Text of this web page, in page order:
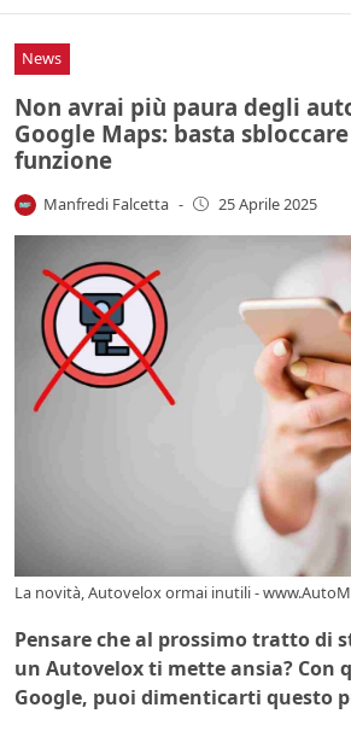
News
Non avrai più paura degli
Google Maps: basta
funzione
Manfredi Falcetta - 25 Aprile 2025
La novità, Autovelox ormai inutili -
Pensare che al prossimo tratto di
un Autovelox ti mette ansia? Con
Google, puoi dimenticarti questo